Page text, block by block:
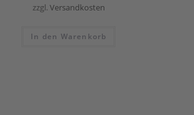
zzgl. Versandkosten
In den Warenkorb